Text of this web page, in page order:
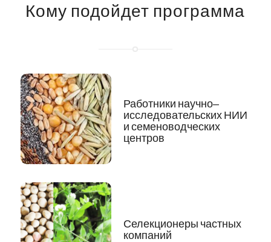
Кому подойдет программа
Работники научно‒
исследовательских НИИ
и семеноводческих
центров
Селекционеры частных
компаний